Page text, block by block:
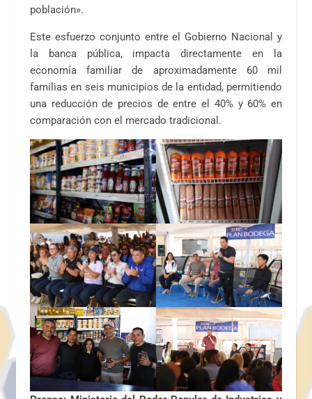
población».
Este esfuerzo conjunto entre el Gobierno Nacional y
la banca pública, impacta directamente en la
economía familiar de aproximadamente 60 mil
familias en seis municipios de la entidad, permitiendo
una reducción de precios de entre el 40% y 60% en
comparación con el mercado tradicional.